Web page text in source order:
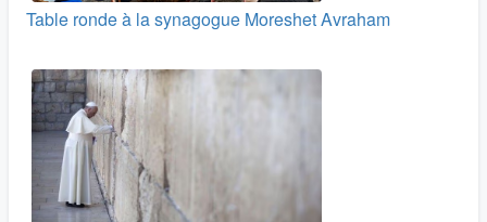
Table ronde à la synagogue Moreshet Avraham